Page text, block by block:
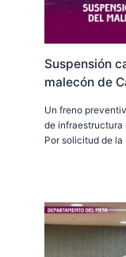
Suspensión
malecón de
Un freno
de infraestructura
Por solicitud de